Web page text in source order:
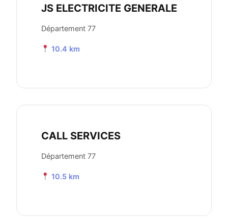
JS ELECTRICITE GENERALE
Département 77
10.4 km
CALL SERVICES
Département 77
10.5 km